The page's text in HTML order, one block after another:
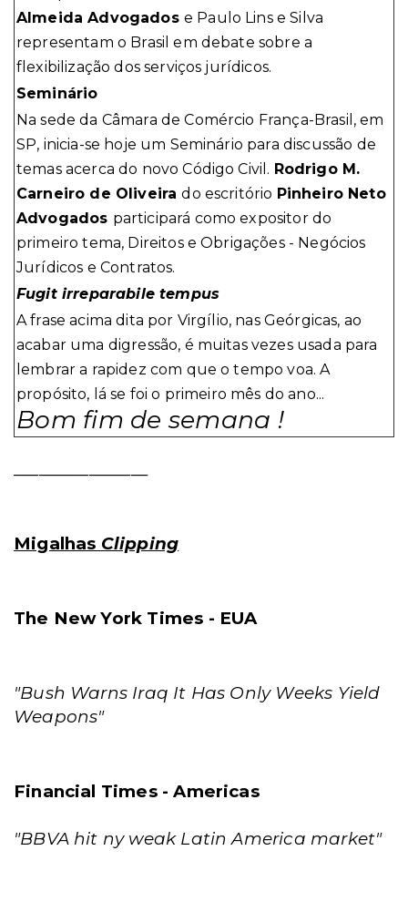
Almeida Advogados e Paulo Lins e Silva
representam o Brasil em debate sobre a
flexibilização dos serviços jurídicos.
Seminário
Na sede da Câmara de Comércio França-Brasil, em
SP, inicia-se hoje um Seminário para discussão de
temas acerca do novo Código Civil. Rodrigo M.
Carneiro de Oliveirado escritório Pinheiro Neto
Advogados participará como expositor do
primeiro tema, Direitos e Obrigações - Negócios
Jurídicos e Contratos.
Fugit irreparabile tempus
A frase acima dita por Virgílio, nas Geórgicas, ao
acabar uma digressão, é muitas vezes usada para
lembrar a rapidez com que o tempo voa. A
propósito, lá se foi o primeiro mês do ano...
Bom fim de semana !
Migalhas Clipping
The New York Times - EUA
"Bush Warns Iraq It Has Only Weeks Yield
Weapons"
Financial Times - Americas
"BBVA hit ny weak Latin America market"